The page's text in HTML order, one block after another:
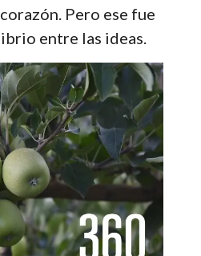
Pero ese fue
entre las ideas.